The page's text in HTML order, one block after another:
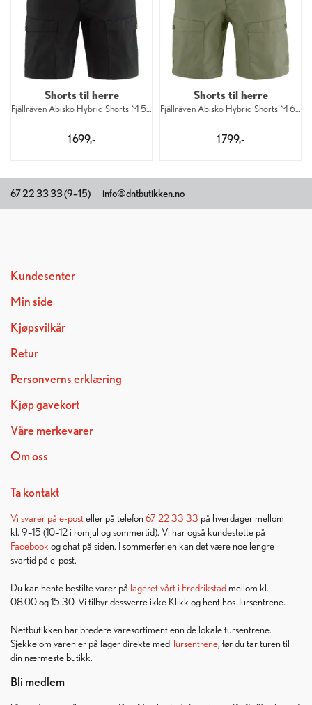
Shorts til herre
Fjällräven Abisko Hybrid Shorts M 550
1 699,-
Shorts til herre
Fjällräven Abisko Hybrid Shorts M 625
1 799,-
67 22 33 33 (9–15) info@dntbutikken.no
Kundesenter
Min side
Kjøpsvilkår
Retur
Personverns erklæring
Kjøp gavekort
Våre merkevarer
Om oss
Ta kontakt
Vi svarer på e-posteller på telefon 67 22 33 33 på hverdager mellom
kl. 9–15 (10–12 i romjul og sommertid). Vi har også kundestøtte på
Facebook og chat på siden. I sommerferien kan det være noe lengre
svartid på e-post.
Du kan hente bestilte varer på lageret vårt i Fredrikstad mellom kl.
08.00 og 15.30. Vi tilbyr dessverre ikke Klikk og hent hos Tursentrene.
Nettbutikken har bredere varesortiment enn de lokale tursentrene.
Sjekke om varen er på lager direkte medTursentrene, før du tar turen til
din nærmeste butikk.
Bli medlem